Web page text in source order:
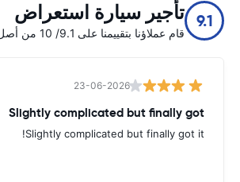
9.1 تأجير سيارة استعراض
قام عملاؤنا بتقييمنا على 9.1/ 10 من أصل 12842
23-06-2026
Slightly complicated but finally got
Slightly complicated but finally got it!